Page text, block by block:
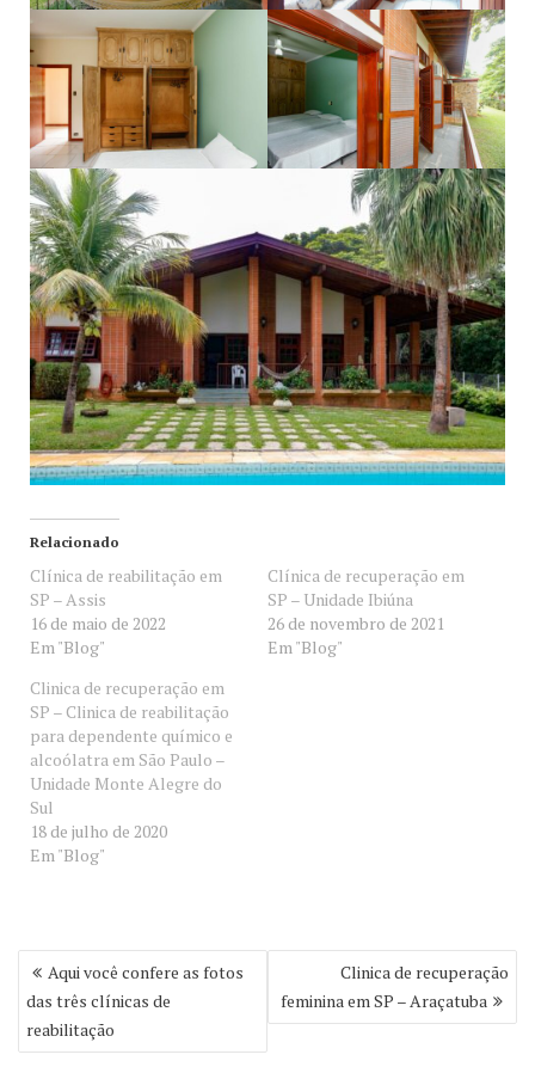
Relacionado
Clínica de reabilitação em
SP – Assis
16 de maio de 2022
Em "Blog"
Clínica de recuperação em
SP – Unidade Ibiúna
26 de novembro de 2021
Em "Blog"
Clinica de recuperação em
SP – Clinica de reabilitação
para dependente químico e
alcoólatra em São Paulo –
Unidade Monte Alegre do
Sul
18 de julho de 2020
Em "Blog"
Navegação
de
Post
Aqui você confere as fotos
das três clínicas de
reabilitação
Clinica de recuperação
feminina em SP – Araçatuba